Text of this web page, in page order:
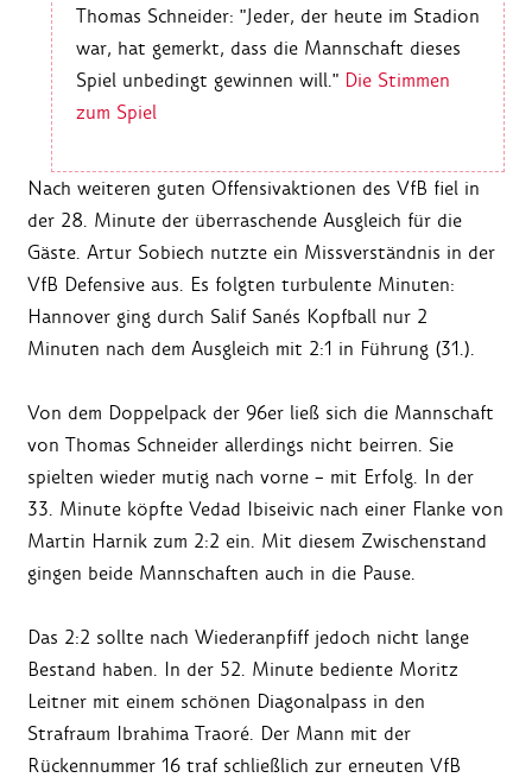
Thomas Schneider: "Jeder, der heute im Stadion
war, hat gemerkt, dass die Mannschaft dieses
Spiel unbedingt gewinnen will." Die Stimmen
zum Spiel
Nach weiteren guten Offensivaktionen des VfB fiel in
der 28. Minute der überraschende Ausgleich für die
Gäste. Artur Sobiech nutzte ein Missverständnis in der
VfB Defensive aus. Es folgten turbulente Minuten:
Hannover ging durch Salif Sanés Kopfball nur 2
Minuten nach dem Ausgleich mit 2:1 in Führung (31.).
Von dem Doppelpack der 96er ließ sich die Mannschaft
von Thomas Schneider allerdings nicht beirren. Sie
spielten wieder mutig nach vorne – mit Erfolg. In der
33. Minute köpfte Vedad Ibiseivic nach einer Flanke von
Martin Harnik zum 2:2 ein. Mit diesem Zwischenstand
gingen beide Mannschaften auch in die Pause.
Das 2:2 sollte nach Wiederanpfiff jedoch nicht lange
Bestand haben. In der 52. Minute bediente Moritz
Leitner mit einem schönen Diagonalpass in den
Strafraum Ibrahima Traoré. Der Mann mit der
Rückennummer 16 traf schließlich zur erneuten VfB